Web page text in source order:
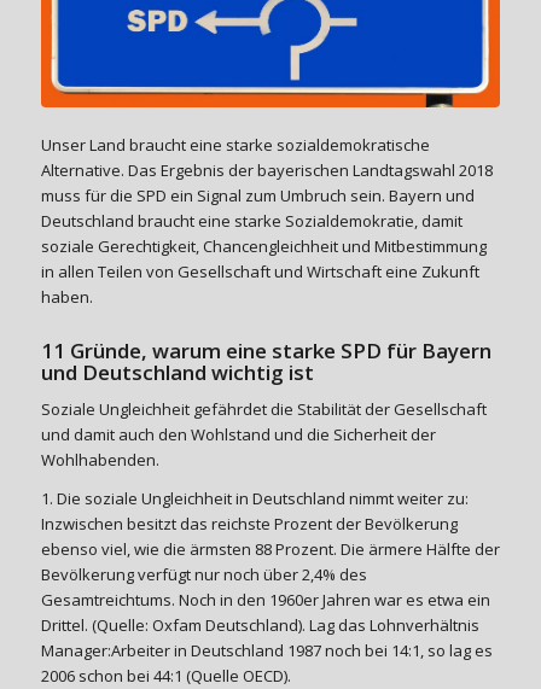
Unser Land braucht eine starke sozialdemokratische
Alternative. Das Ergebnis der bayerischen Landtagswahl 2018
muss für die SPD ein Signal zum Umbruch sein. Bayern und
Deutschland braucht eine starke Sozialdemokratie, damit
soziale Gerechtigkeit, Chancengleichheit und Mitbestimmung
in allen Teilen von Gesellschaft und Wirtschaft eine Zukunft
haben.
11 Gründe, warum eine starke SPD für Bayern
und Deutschland wichtig ist
Soziale Ungleichheit gefährdet die Stabilität der Gesellschaft
und damit auch den Wohlstand und die Sicherheit der
Wohlhabenden.
1. Die soziale Ungleichheit in Deutschland nimmt weiter zu:
Inzwischen besitzt das reichste Prozent der Bevölkerung
ebenso viel, wie die ärmsten 88 Prozent. Die ärmere Hälfte der
Bevölkerung verfügt nur noch über 2,4% des
Gesamtreichtums. Noch in den 1960er Jahren war es etwa ein
Drittel. (Quelle: Oxfam Deutschland). Lag das Lohnverhältnis
Manager:Arbeiter in Deutschland 1987 noch bei 14:1, so lag es
2006 schon bei 44:1 (Quelle OECD).